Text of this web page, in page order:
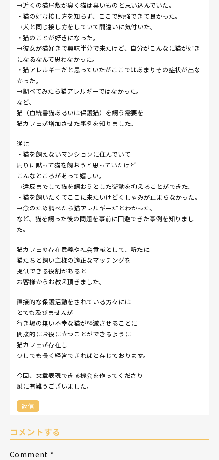
→近くの猫屋敷が臭く猫は臭いものと思い込んでいた。
・猫の好む接し方を知らず、ここで勉強できて良かった。
→犬と同じ接し方をしていて間違いに気付いた。
・猫のことが好きになった。
→彼女が猫好きで興味半分で来たけど、自分がこんなに猫が好き
になるなんて思わなかった。
・猫アレルギーだと思っていたがここではあまりその症状が出な
かった。
→調べてみたら猫アレルギーではなかった。
など、
猫（血統書猫あるいは保護猫）を飼う需要を
猫カフェが増加させた事例を知りました。
逆に
・猫を飼えないマンションに住んでいて
周りに黙って猫を飼おうと思っていたけど
こんなところがあって嬉しい。
→違反までして猫を飼おうとした衝動を抑えることができた。
・猫を飼いたくてここに来たいけどくしゃみが止まらなかった。
→念のため調べたら猫アレルギーだとわかった。
など、猫を飼った後の問題を事前に回避できた事例を知りまし
た。
猫カフェの存在意義や社会貢献として、新たに
猫たちと飼い主様の適正なマッチングを
提供できる役割があると
お客様からお教え頂きました。
直接的な保護活動をされている方々には
とても及びませんが
行き場の無い不幸な猫が軽減させることに
間接的にお役に立つことができるように
猫カフェが存在し
少しでも長く経営できればと存じております。
今回、文章表現できる機会を作ってくださり
誠に有難うございました。
返信
コメントする
Comment *